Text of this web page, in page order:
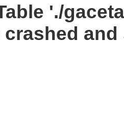
'./
crashed